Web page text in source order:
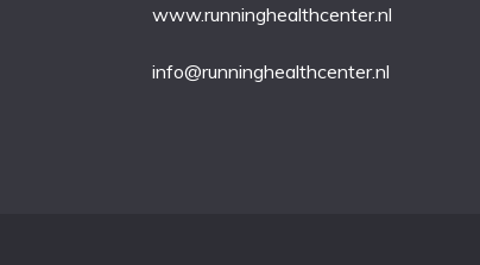
www.runninghealthcenter.nl
info@runninghealthcenter.nl